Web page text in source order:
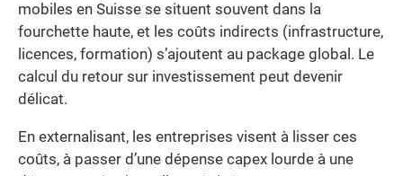
mobiles en Suisse se situent souvent dans la
fourchette haute, et les coûts indirects (infrastructure,
licences, formation) s’ajoutent au package global. Le
calcul du retour sur investissement peut devenir
délicat.
En externalisant, les entreprises visent à lisser ces
coûts, à passer d’une dépense capex lourde à une